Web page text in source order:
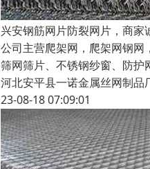
兴安钢筋网片防裂网片，商家
公司主营爬架网，爬架网钢
筛网筛片、不锈钢纱窗、防
河北安平县一诺金属丝网制品
23-08-18 07:09:01